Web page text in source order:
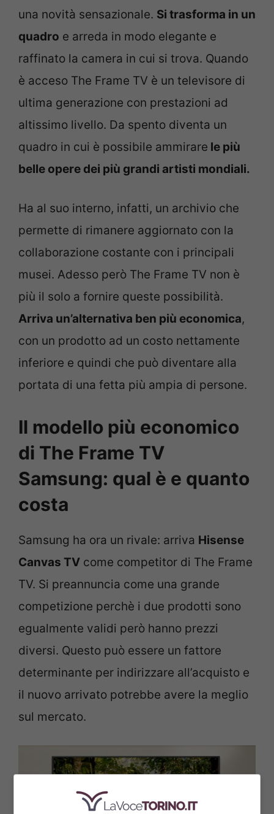
una novità sensazionale. Si trasforma in un
quadro e arreda in modo elegante e
raffinato la camera in cui si trova. Quando
è acceso The Frame TV è un televisore di
ultima generazione con prestazioni ad
altissimo livello. Da spento diventa un
quadro in cui è possibile ammirare le più
belle opere dei più grandi artisti mondiali.
Ha al suo interno, infatti, un archivio che
permette di rimanere aggiornato con la
collaborazione costante con i principali
musei. Adesso però The Frame TV non è
più il solo a fornire queste possibilità.
Arriva un’alternativa ben più economica,
con un prodotto ad un costo nettamente
inferiore e quindi che può diventare alla
portata di una fetta più ampia di persone.
Il modello più economico
di The Frame TV
Samsung: qual è e quanto
costa
Samsung ha ora un rivale: arriva Hisense
Canvas TV come competitor di The Frame
TV. Si preannuncia come una grande
competizione perchè i due prodotti sono
egualmente validi però hanno prezzi
diversi. Questo può essere un fattore
determinante per indirizzare all’acquisto e
il nuovo arrivato potrebbe avere la meglio
sul mercato.